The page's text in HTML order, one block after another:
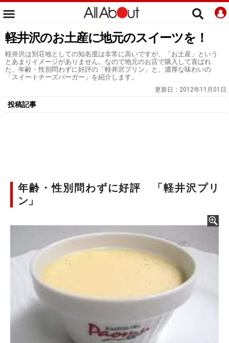
軽井沢のお土産に地元のスイーツを！
軽井沢は別荘地としての知名度は非常に高いですが、「お土産」という
とあまりイメージがありません。なので地元のお店で購入して喜ばれ
た、年齢・性別問わずに好評の「軽井沢プリン」と、濃厚な味わいの
「スイートチーズバーガー」を紹介します。
更新日： 2012年11月01日
投稿記事
年齢・性別問わずに好評 「軽井沢プリ
ン」